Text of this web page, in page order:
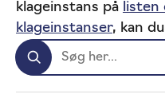
klageinstans på
klageinstanser, kan